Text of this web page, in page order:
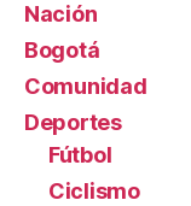
Nación
Bogotá
Comunidad
Deportes
Fútbol
Ciclismo